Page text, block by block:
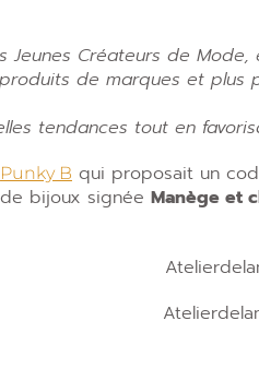
Jeunes Créateurs de
de marques et plus
tendances tout en
Punky B qui proposait un
bijoux signée Manège et